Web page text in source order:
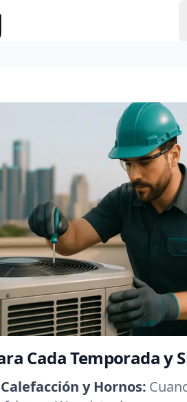
Cada Temporada y
y Hornos: